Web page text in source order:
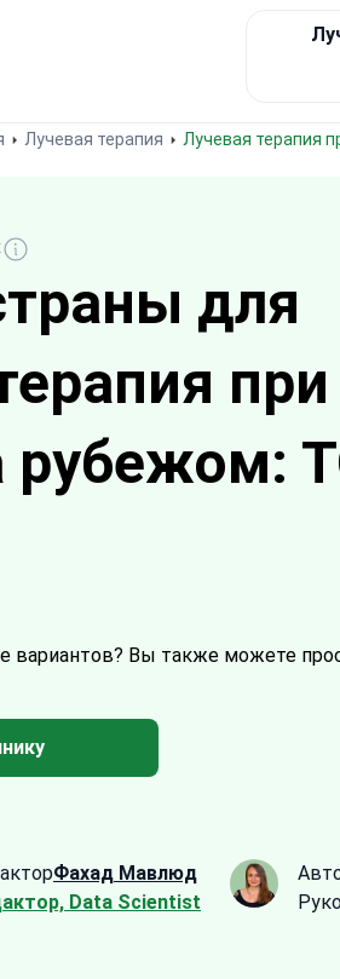
Лучевая терапия Лучевая терапия
для
рубежом:
вариантов? Вы также можете
Фахад Мавлюд
Data Scientist